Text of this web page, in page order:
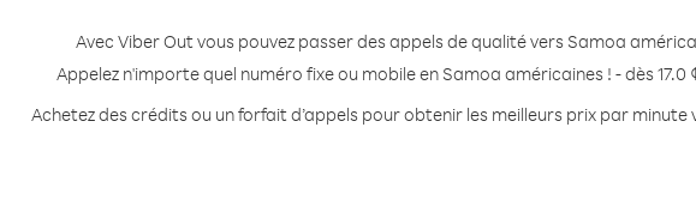
Avec Viber Out vous pouvez passer des appels de qualité vers Samoa
Appelez n'importe quel numéro fixe ou mobile en Samoa américaines ! - dès 17.0
Achetez des crédits ou un forfait d’appels pour obtenir les meilleurs prix par